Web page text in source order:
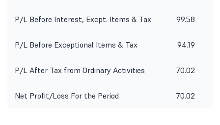
P/L Before Interest, Excpt. Items & Tax 99.58
P/L Before Exceptional Items & Tax 94.19
P/L After Tax from Ordinary Activities 70.02
Net Profit/Loss For the Period 70.02